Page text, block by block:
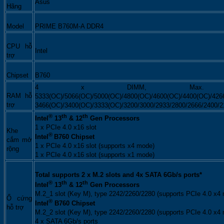
Hãng
Asus
Model PRIME B760M-A DDR4
CPU hỗ
trợ
Intel
Chipset B760
RAM hỗ
trợ
4 x DIMM, Max.
5333(OC)/5066(OC)/5000(OC)/4800(OC)/4600(OC)/4400(OC)/
3466(OC)/3400(OC)/3333(OC)/3200/3000/2933/2800/2666/2400/
Khe
cắm mở
rộng
Intel® 13th & 12th Gen Processors
1 x PCIe 4.0 x16 slot
Intel ® B760 Chipset
1 x PCIe 4.0 x16 slot (supports x4 mode)
1 x PCIe 4.0 x16 slot (supports x1 mode)
Ổ cứng
hỗ trợ
Total supports 2 x M.2 slots and 4x SATA 6Gb/s ports*
Intel® 13th & 12th Gen Processors
M.2_1 slot (Key M), type 2242/2260/2280 (supports PCIe 4.0 x4
Intel ® B760 Chipset
M.2_2 slot (Key M), type 2242/2260/2280 (supports PCIe 4.0 x4
4 x SATA 6Gb/s ports